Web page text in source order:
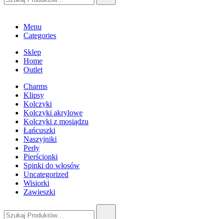
Menu
Categories
Sklep
Home
Outlet
Charms
Klipsy
Kolczyki
Kolczyki akrylowe
Kolczyki z mosiądzu
Łańcuszki
Naszyjniki
Perły
Pierścionki
Spinki do włosów
Uncategorized
Wisiorki
Zawieszki